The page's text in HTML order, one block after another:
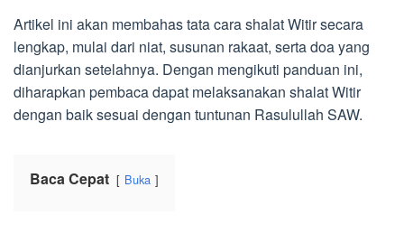
Artikel ini akan membahas tata cara shalat Witir secara
lengkap, mulai dari niat, susunan rakaat, serta doa yang
dianjurkan setelahnya. Dengan mengikuti panduan ini,
diharapkan pembaca dapat melaksanakan shalat Witir
dengan baik sesuai dengan tuntunan Rasulullah SAW.
Baca Cepat Buka